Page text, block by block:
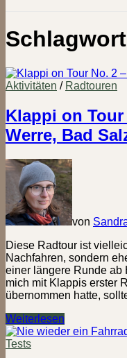
Aktivitäten / Radtouren
Klappi on Tour
Werre, Bad
von
Diese Radtour ist
Nachfahren, sondern
einer längere Runde ab
mich mit Klappis erster
übernommen hatte,
Klappi
on
Tour
Weiterlesen
Tests